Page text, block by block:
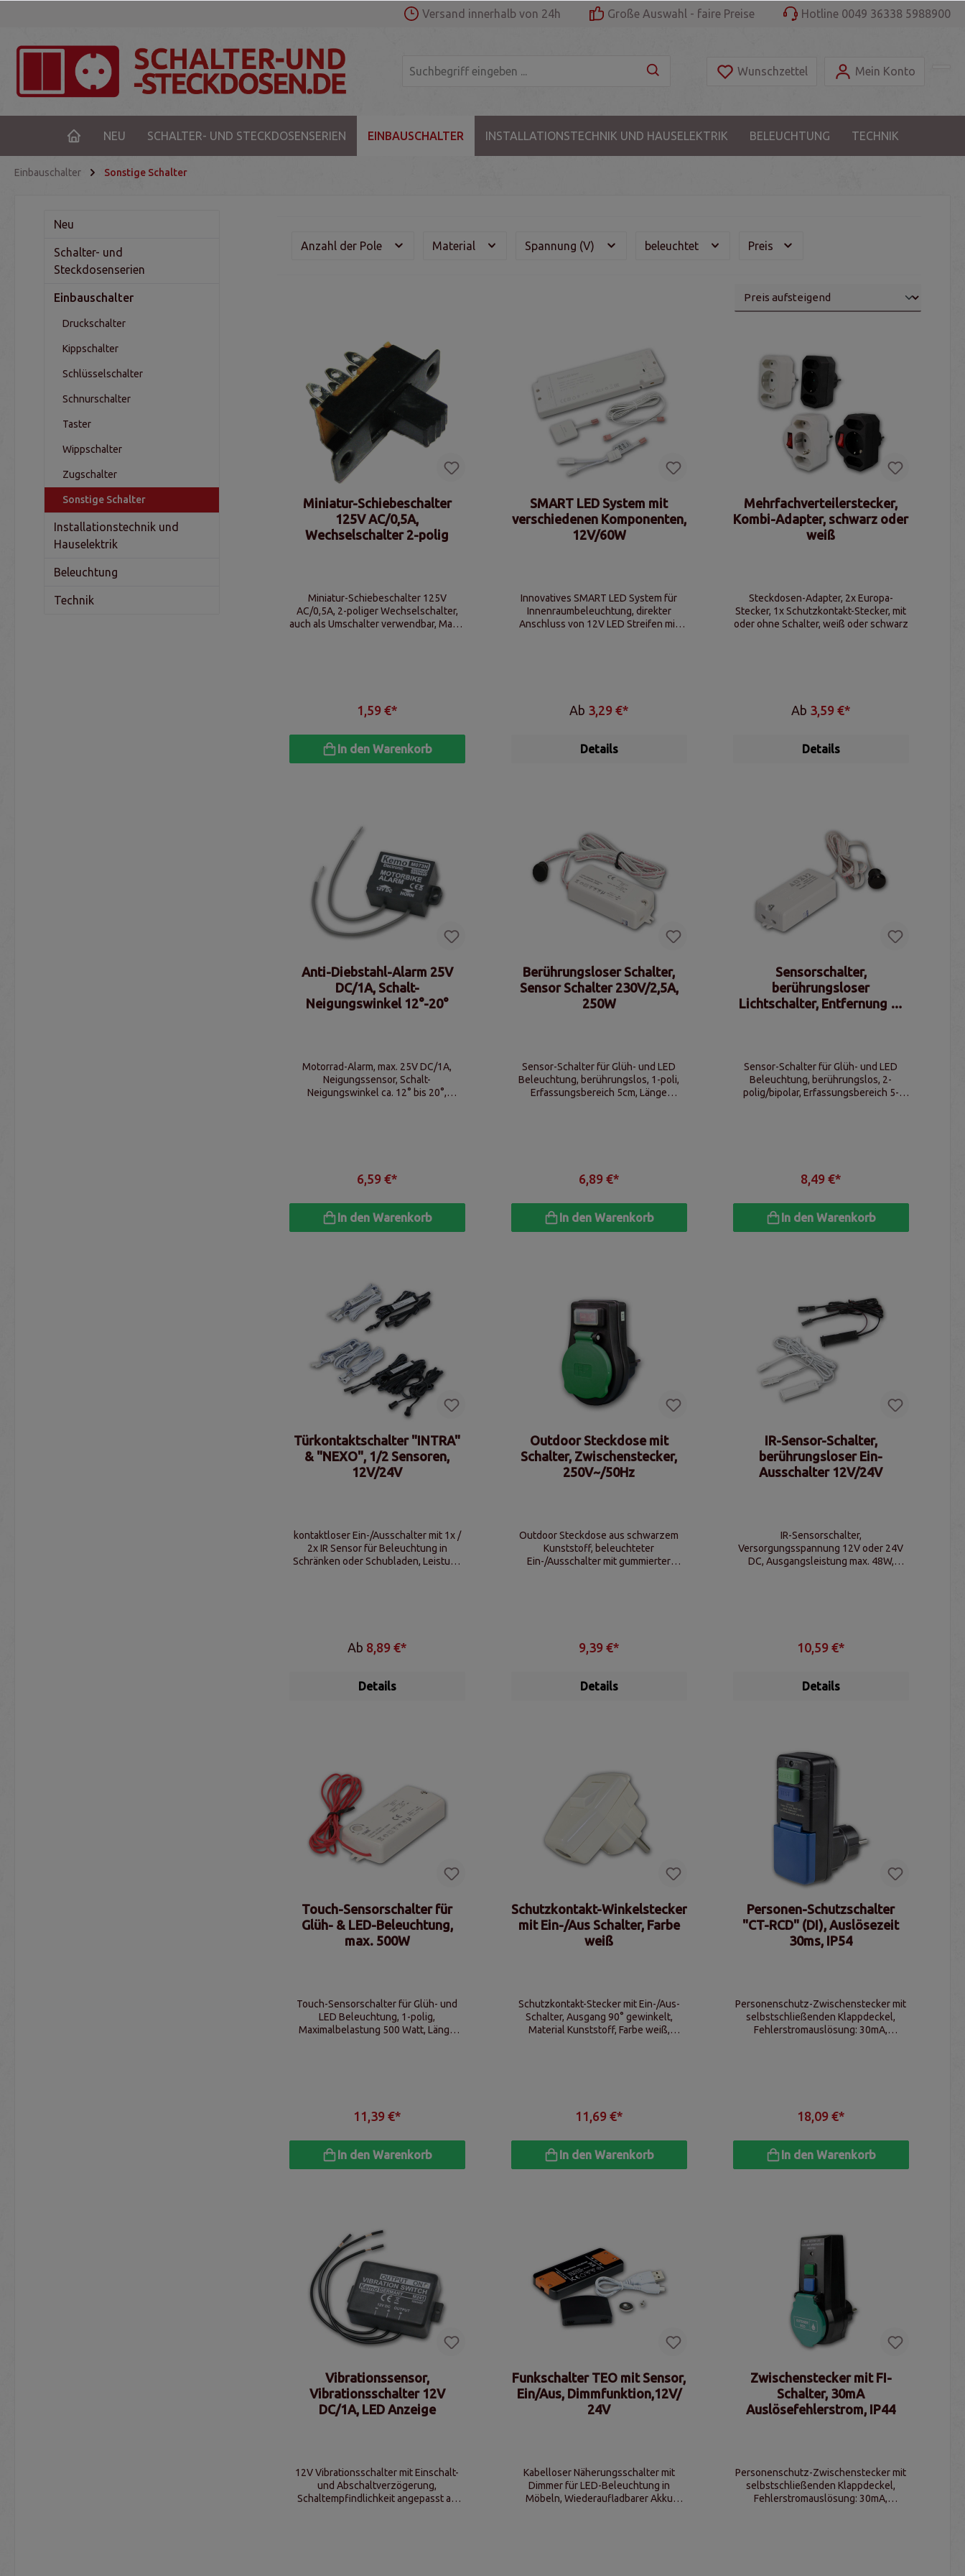
Versand innerhalb von 24h Große Auswahl - faire Preise Hotline 0049 36338 5988900
Wunschzettel Mein Konto
NEU SCHALTER- UND STECKDOSENSERIEN EINBAUSCHALTER INSTALLATIONSTECHNIK UND HAUSELEKTRIK BELEUCHTUNG TECHNIK
Einbauschalter Sonstige Schalter
Neu
Schalter- und
Steckdosenserien
Einbauschalter
Druckschalter
Kippschalter
Schlüsselschalter
Schnurschalter
Taster
Wippschalter
Zugschalter
Sonstige Schalter
Installationstechnik und
Hauselektrik
Beleuchtung
Technik
Anzahl der Pole Material Spannung (V) beleuchtet Preis
Miniatur-Schiebeschalter
125V AC/0,5A,
Wechselschalter 2-polig
Miniatur-Schiebeschalter 125V
AC/0,5A, 2-poliger Wechselschalter,
auch als Umschalter verwendbar, Maße
1,59 €*
In den Warenkorb
SMART LED System mit
verschiedenen Komponenten,
12V/60W
Innovatives SMART LED System für
Innenraumbeleuchtung, direkter
Anschluss von 12V LED Streifen mit
Ab 3,29 €*
Details
Mehrfachverteilerstecker,
Kombi-Adapter, schwarz oder
weiß
Steckdosen-Adapter, 2x Europa-
Stecker, 1x Schutzkontakt-Stecker, mit
oder ohne Schalter, weiß oder schwarz
Ab 3,59 €*
Details
Anti-Diebstahl-Alarm 25V
DC/1A, Schalt-
Neigungswinkel 12°-20°
Motorrad-Alarm, max. 25V DC/1A,
Neigungssensor, Schalt-
Neigungswinkel ca. 12° bis 20°,
6,59 €*
In den Warenkorb
Berührungsloser Schalter,
Sensor Schalter 230V/2,5A,
250W
Sensor-Schalter für Glüh- und LED
Beleuchtung, berührungslos, 1-poli,
Erfassungsbereich 5cm, Länge
6,89 €*
In den Warenkorb
Sensorschalter,
berührungsloser
Lichtschalter, Entfernung 5-
Sensor-Schalter für Glüh- und LED
Beleuchtung, berührungslos, 2-
polig/bipolar, Erfassungsbereich 5-
8,49 €*
In den Warenkorb
Türkontaktschalter "INTRA"
& "NEXO", 1/2 Sensoren,
12V/24V
kontaktloser Ein-/Ausschalter mit 1x /
2x IR Sensor für Beleuchtung in
Schränken oder Schubladen, Leistung
Ab 8,89 €*
Details
Outdoor Steckdose mit
Schalter, Zwischenstecker,
250V~/50Hz
Outdoor Steckdose aus schwarzem
Kunststoff, beleuchteter
Ein-/Ausschalter mit gummierter
9,39 €*
Details
IR-Sensor-Schalter,
berührungsloser Ein-
Ausschalter 12V/24V
IR-Sensorschalter,
Versorgungsspannung 12V oder 24V
DC, Ausgangsleistung max. 48W,
10,59 €*
Details
Touch-Sensorschalter für
Glüh- & LED-Beleuchtung,
max. 500W
Touch-Sensorschalter für Glüh- und
LED Beleuchtung, 1-polig,
Maximalbelastung 500 Watt, Länge
11,39 €*
In den Warenkorb
Schutzkontakt-Winkelstecker
mit Ein-/Aus Schalter, Farbe
weiß
Schutzkontakt-Stecker mit Ein-/Aus-
Schalter, Ausgang 90° gewinkelt,
Material Kunststoff, Farbe weiß,
11,69 €*
In den Warenkorb
Personen-Schutzschalter
"CT-RCD" (DI), Auslösezeit
30ms, IP54
Personenschutz-Zwischenstecker mit
selbstschließenden Klappdeckel,
Fehlerstromauslösung: 30mA,
18,09 €*
In den Warenkorb
Vibrationssensor,
Vibrationsschalter 12V
DC/1A, LED Anzeige
12V Vibrationsschalter mit Einschalt-
und Abschaltverzögerung,
Schaltempfindlichkeit angepasst an
Funkschalter TEO mit Sensor,
Ein/Aus, Dimmfunktion,12V/
24V
Kabelloser Näherungsschalter mit
Dimmer für LED-Beleuchtung in
Möbeln, Wiederaufladbarer Akku
Zwischenstecker mit FI-
Schalter, 30mA
Auslösefehlerstrom, IP44
Personenschutz-Zwischenstecker mit
selbstschließenden Klappdeckel,
Fehlerstromauslösung: 30mA,